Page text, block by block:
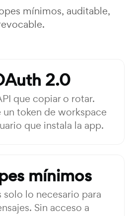
mínimos, auditable,
2.0
que copiar o rotar.
un token de workspace
que instala la app.
mínimos
solo lo necesario para
Sin acceso a